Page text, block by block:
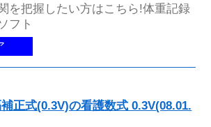
を把握したい方はこちら!体重記録
フト
正式(0.3V)の看護数式 0.3V(08.01.